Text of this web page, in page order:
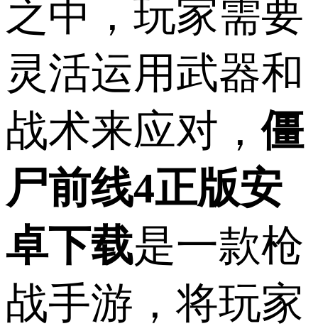
之中，玩家需要
灵活运用武器和
战术来应对，僵
尸前线4正版安
卓下载是一款枪
战手游，将玩家